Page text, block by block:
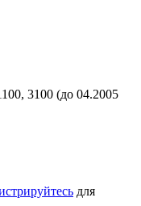
3100 (до 04.2005
для